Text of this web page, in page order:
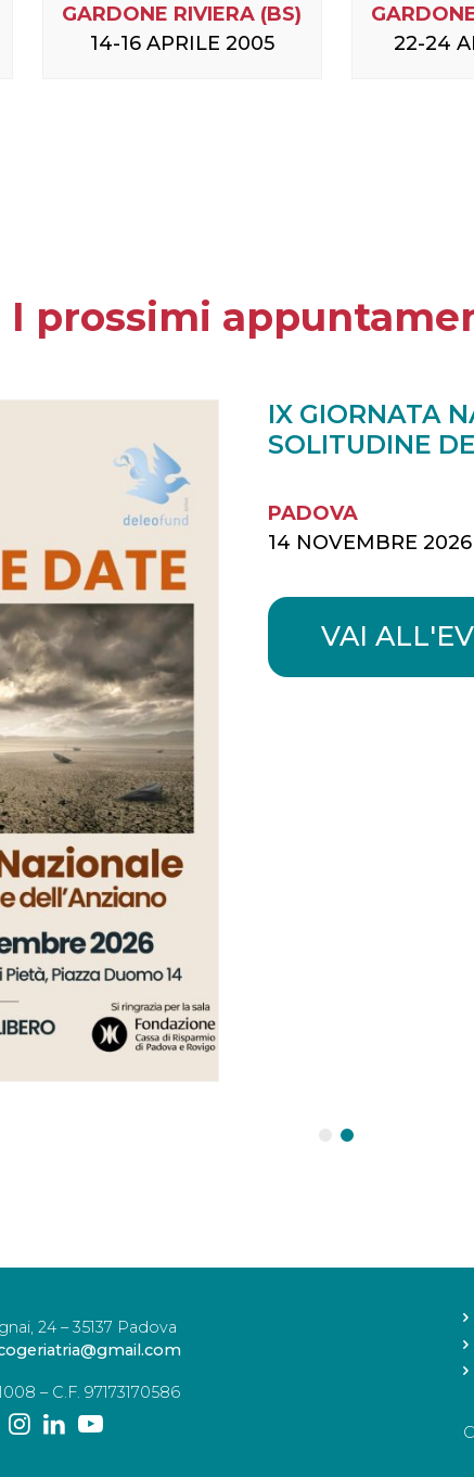
GARDONE RIVIERA (BS)
14-16 APRILE 2005
22-24
I prossimi
IX GIORNATA
SOLITUDINE
PADOVA
14 NOVEMBRE 2026
VAI
24 – 35137 Padova
– C.F. 97173170586